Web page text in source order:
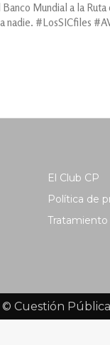
Mundial a la
nadie. #LosSICfiles
El Club CP
Política de
© Cuestión